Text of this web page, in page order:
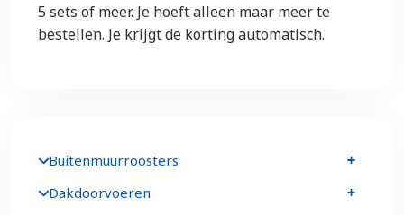
5 sets of meer. Je hoeft alleen maar meer te
bestellen. Je krijgt de korting automatisch.
Buitenmuurroosters
Dakdoorvoeren